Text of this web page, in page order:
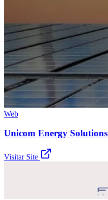
Web
Unicom Energy Solutions
Visitar Site